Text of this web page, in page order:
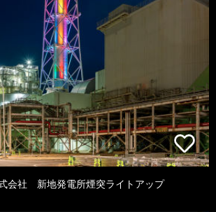
会社 新地発電所煙突ライトアップ